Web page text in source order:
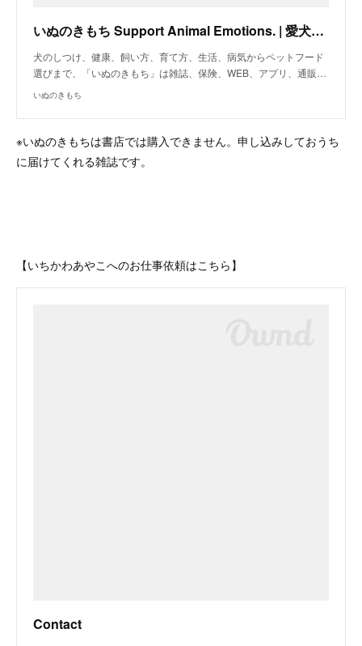
いぬのきもち Support Animal Emotions. | 愛犬と飼い主さんの生活を総合サポート
犬のしつけ、健康、飼い方、育て方、生活、病気からペットフード
選びまで、「いぬのきもち」は雑誌、保険、WEB、アプリ、通販…
いぬのきもち
※いぬのきもちは書店では購入できません。申し込みしておうち
に届けてくれる雑誌です。
【いちかわあやこへのお仕事依頼はこちら】
Contact